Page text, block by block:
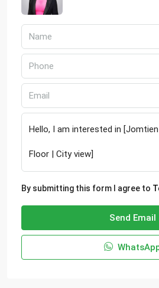
By submitting this form I agree to
Send Email